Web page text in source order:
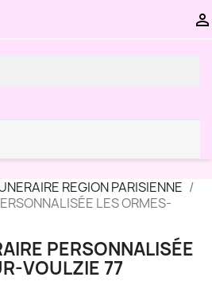

REGION PARISIENNE
LES ORMES-
PERSONNALISÉE
VOULZIE 77